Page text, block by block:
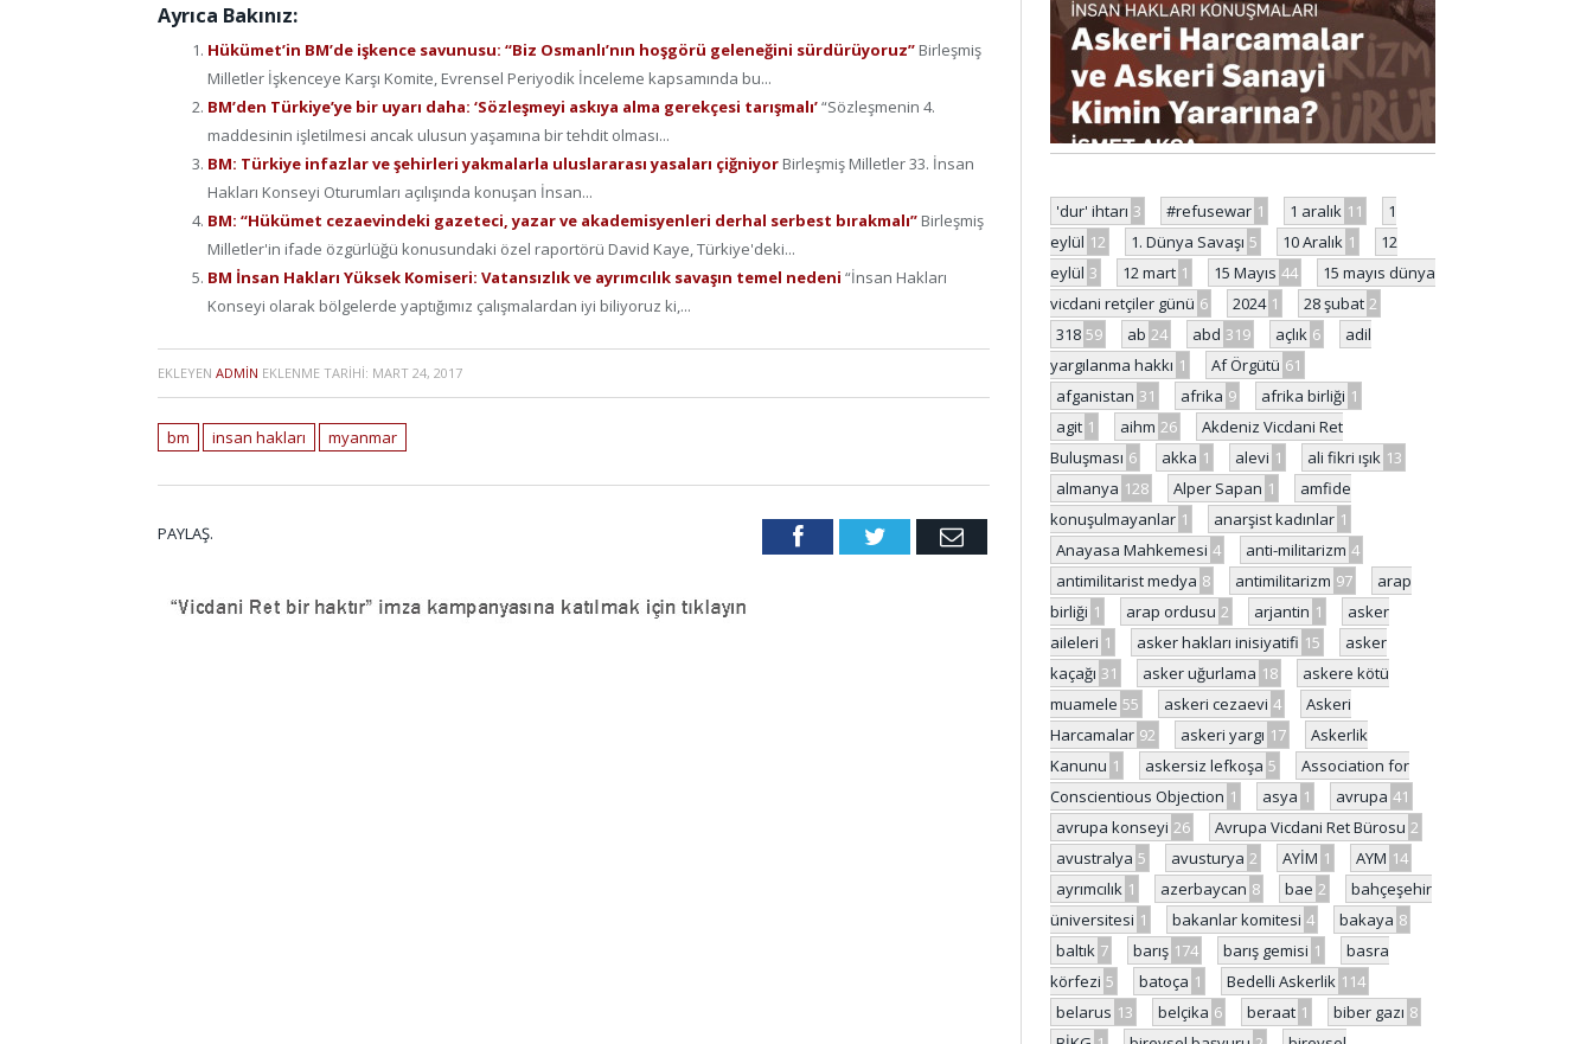
Ayrıca Bakınız:
Hükümet’in BM’de işkence savunusu: “Biz Osmanlı’nın hoşgörü geleneğini sürdürüyoruz” Birleşmiş
Milletler İşkenceye Karşı Komite, Evrensel Periyodik İnceleme kapsamında bu...
BM’den Türkiye’ye bir uyarı daha: ‘Sözleşmeyi askıya alma gerekçesi tarışmalı’“Sözleşmenin 4.
maddesinin işletilmesi ancak ulusun yaşamına bir tehdit olması...
BM: Türkiye infazlar ve şehirleri yakmalarla uluslararası yasaları çiğniyor Birleşmiş Milletler 33. İnsan
Hakları Konseyi Oturumları açılışında konuşan İnsan...
BM: “Hükümet cezaevindeki gazeteci, yazar ve akademisyenleri derhal serbest bırakmalı” Birleşmiş
Milletler'in ifade özgürlüğü konusundaki özel raportörü David Kaye, Türkiye'deki...
BM İnsan Hakları Yüksek Komiseri: Vatansızlık ve ayrımcılık savaşın temel nedeni “İnsan Hakları
Konseyi olarak bölgelerde yaptığımız çalışmalardan iyi biliyoruz ki,...
EKLEYEN ADMIN EKLENME TARIHI: MART 24, 2017
bm insan hakları myanmar
PAYLAŞ. FacebookTwitter Email
'dur' ihtarı 3 #refusewar 1 1 aralık 11
1
eylül 12 1. Dünya Savaşı 5 10 Aralık 1
12
eylül 3 12 mart 1 15 Mayıs 44
15 mayıs dünya
vicdani retçiler günü 6 2024 1 28 şubat 2
318 59 ab 24 abd 319 açlık 6
adil
yargılanma hakkı 1 Af Örgütü 61
afganistan 31 afrika 9 afrika birliği 1
agit 1 aihm 26
Akdeniz Vicdani Ret
Buluşması 6 akka 1 alevi 1 ali fikri ışık 13
almanya 128 Alper Sapan 1
amfide
konuşulmayanlar 1 anarşist kadınlar 1
Anayasa Mahkemesi 4 anti-militarizm 4
antimilitarist medya 8 antimilitarizm 97
arap
birliği 1 arap ordusu 2 arjantin 1
asker
aileleri 1 asker hakları inisiyatifi 15
asker
kaçağı 31 asker uğurlama 18
askere kötü
muamele 55 askeri cezaevi 4
Askeri
Harcamalar 92 askeri yargı 17
Askerlik
Kanunu 1 askersiz lefkoşa 5
Association for
Conscientious Objection 1 asya 1 avrupa 41
avrupa konseyi 26 Avrupa Vicdani Ret Bürosu 2
avustralya 5 avusturya 2 AYİM 1 AYM 14
ayrımcılık 1 azerbaycan 8 bae 2
bahçeşehir
üniversitesi 1 bakanlar komitesi 4 bakaya 8
baltık 7 barış 174 barış gemisi 1
basra
körfezi 5 batoça 1 Bedelli Askerlik 114
belarus 13 belçika 6 beraat 1 biber gazı 8